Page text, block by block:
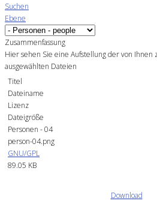
Suchen
Ebene
Zusammenfassung
Hier sehen Sie eine Aufstellung der von Ihnen
ausgewählten Dateien
Titel
Dateiname
Lizenz
Dateigröße
Personen - 04
person-04.png
GNU/GPL
89.05 KB
Download